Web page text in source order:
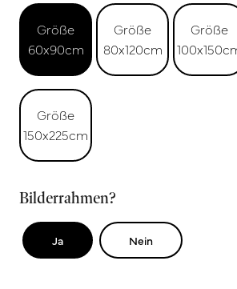
Größe
60x90cm
Größe
80x120cm
Größe
Größe
150x225cm
Bilderrahmen?
Ja Nein